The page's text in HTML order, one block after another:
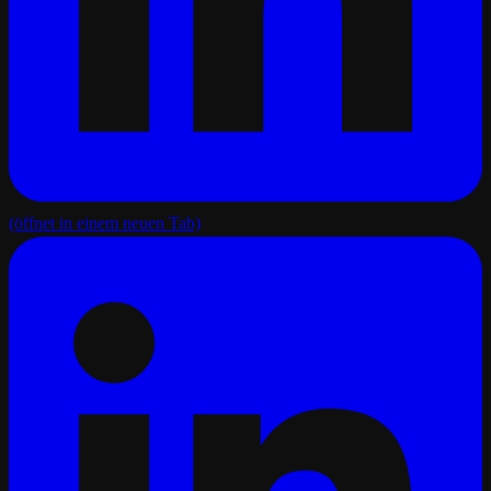
(öffnet in einem neuen Tab)